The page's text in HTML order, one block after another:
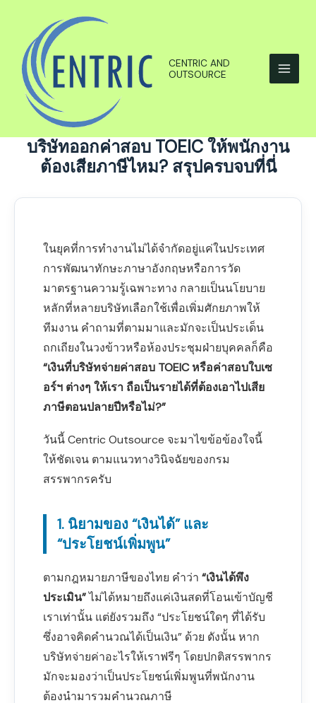
content
CENTRIC AND
OUTSOURCE
บริษัทออกค่าสอบ TOEIC ให้พนักงาน
ต้องเสียภาษีไหม? สรุปครบจบที่นี่
ในยุคที่การทำงานไม่ได้จำกัดอยู่แค่ในประเทศ
การพัฒนาทักษะภาษาอังกฤษหรือการวัด
มาตรฐานความรู้เฉพาะทาง กลายเป็นนโยบาย
หลักที่หลายบริษัทเลือกใช้เพื่อเพิ่มศักยภาพให้
ทีมงาน คำถามที่ตามมาและมักจะเป็นประเด็น
ถกเถียงในวงข้าวหรือห้องประชุมฝ่ายบุคคลก็คือ
“เงินที่บริษัทจ่ายค่าสอบ TOEIC หรือค่าสอบใบเซ
อร์ฯ ต่างๆ ให้เรา ถือเป็นรายได้ที่ต้องเอาไปเสีย
ภาษีตอนปลายปีหรือไม่?”
วันนี้ Centric Outsource จะมาไขข้อข้องใจนี้
ให้ชัดเจน ตามแนวทางวินิจฉัยของกรม
สรรพากรครับ
1. นิยามของ “เงินได้” และ
“ประโยชน์เพิ่มพูน”
ตามกฎหมายภาษีของไทย คำว่า “เงินได้พึง
ประเมิน”ไม่ได้หมายถึงแค่เงินสดที่โอนเข้าบัญชี
เราเท่านั้น แต่ยังรวมถึง “ประโยชน์ใดๆ ที่ได้รับ
ซึ่งอาจคิดคำนวณได้เป็นเงิน” ด้วย ดังนั้น หาก
บริษัทจ่ายค่าอะไรให้เราฟรีๆ โดยปกติสรรพากร
มักจะมองว่าเป็นประโยชน์เพิ่มพูนที่พนักงาน
ต้องนำมารวมคำนวณภาษี